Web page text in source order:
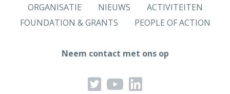
ORGANISATIE NIEUWS
ACTIVITEITEN
FOUNDATION & GRANTS
PEOPLE OF ACTION
Neem contact met ons op